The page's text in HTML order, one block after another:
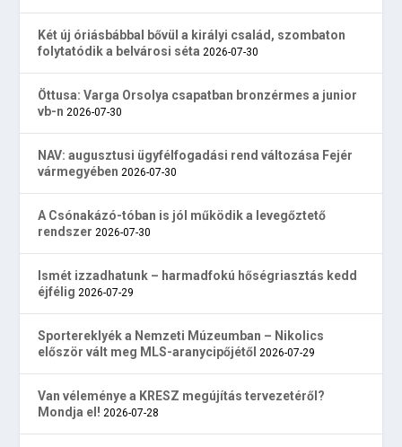
Két új óriásbábbal bővül a királyi család, szombaton
folytatódik a belvárosi séta 2026-07-30
Öttusa: Varga Orsolya csapatban bronzérmes a junior
vb-n 2026-07-30
NAV: augusztusi ügyfélfogadási rend változása Fejér
vármegyében 2026-07-30
A Csónakázó-tóban is jól működik a levegőztető
rendszer 2026-07-30
Ismét izzadhatunk – harmadfokú hőségriasztás kedd
éjfélig 2026-07-29
Sportereklyék a Nemzeti Múzeumban – Nikolics
először vált meg MLS-aranycipőjétől 2026-07-29
Van véleménye a KRESZ megújítás tervezetéről?
Mondja el! 2026-07-28